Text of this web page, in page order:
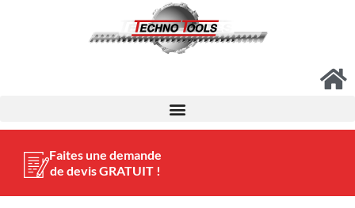
Faites une demande
de devis GRATUIT !